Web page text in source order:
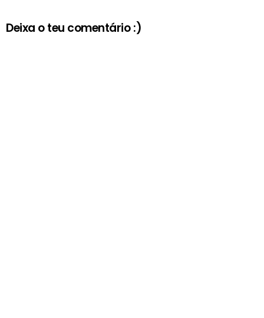
Deixa o teu comentário :)